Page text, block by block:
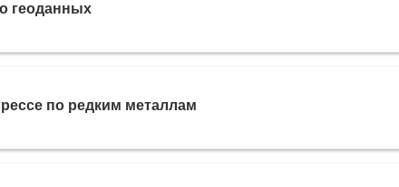
геоданных
по редким металлам